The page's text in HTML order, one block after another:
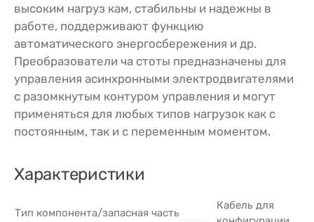
высоким нагруз кам, стабильны и надежны в
работе, поддерживают функцию
автоматического энергосбережения и др.
Преобразователи ча стоты предназначены для
управления асинхронными электродвигателями
с разомкнутым контуром управления и могут
применяться для любых типов нагрузок как с
постоянным, так и с переменным моментом.
Характеристики
Тип компонента/запасная часть
Кабель для